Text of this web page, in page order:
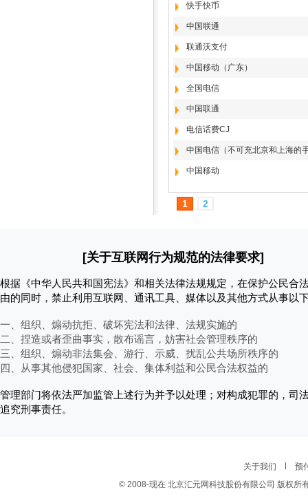
快手快币
中国联通
联通沃支付
中国移动（广东）
全国电信
中国联通
电信话费CJ
中国电信（不可充北京和上海的
中国移动
1 2
[关于互联网行为规范的法律要求]
根据《中华人民共和国宪法》和相关法律法规规定，在保护公民合
由的同时，禁止利用互联网、通讯工具、媒体以及其他方式从事以
一、组织、煽动抗拒、破坏宪法和法律、法规实施的
二、捏造或者歪曲事实，散布谣言，妨害社会管理秩序的
三、组织、煽动非法集会、游行、示威、扰乱公共场所秩序的
四、从事其他侵犯国家、社会、集体利益和公民合法权益的
管理部门将依法严加监管上述行为并予以处理；对构成犯罪的，司
追究刑事责任。
关于我们
预
© 2008-现在 北京汇元网科技股份有限公司 版权所